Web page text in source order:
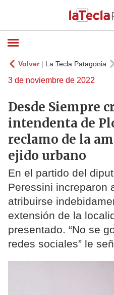
Volver| La Tecla Patagonia
3 de noviembre de 2022
Desde Siempre
intendenta de
reclamo de la
ejido urbano
En el partido del
Peressini increparon
atribuirse
extensión de la
presentado. “No se
redes sociales” le